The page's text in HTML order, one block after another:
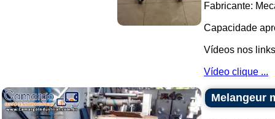
Fabricante:
Capacidade
Vídeos nos
Vídeo clique ...
Melangeur